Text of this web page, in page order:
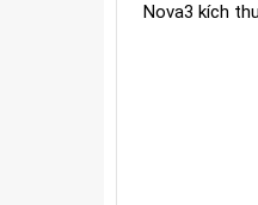
Nova3 kích